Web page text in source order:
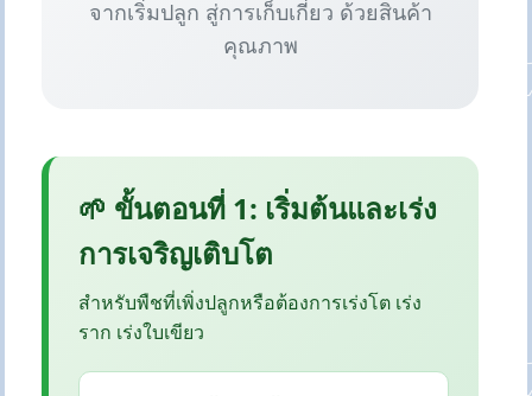
จากเริ่มปลูก สู่การเก็บเกี่ยว ด้วยสินค้า
คุณภาพ
🌱 ขั้นตอนที่ 1: เริ่มต้นและเร่ง
การเจริญเติบโต
สำหรับพืชที่เพิ่งปลูกหรือต้องการเร่งโต เร่ง
ราก เร่งใบเขียว